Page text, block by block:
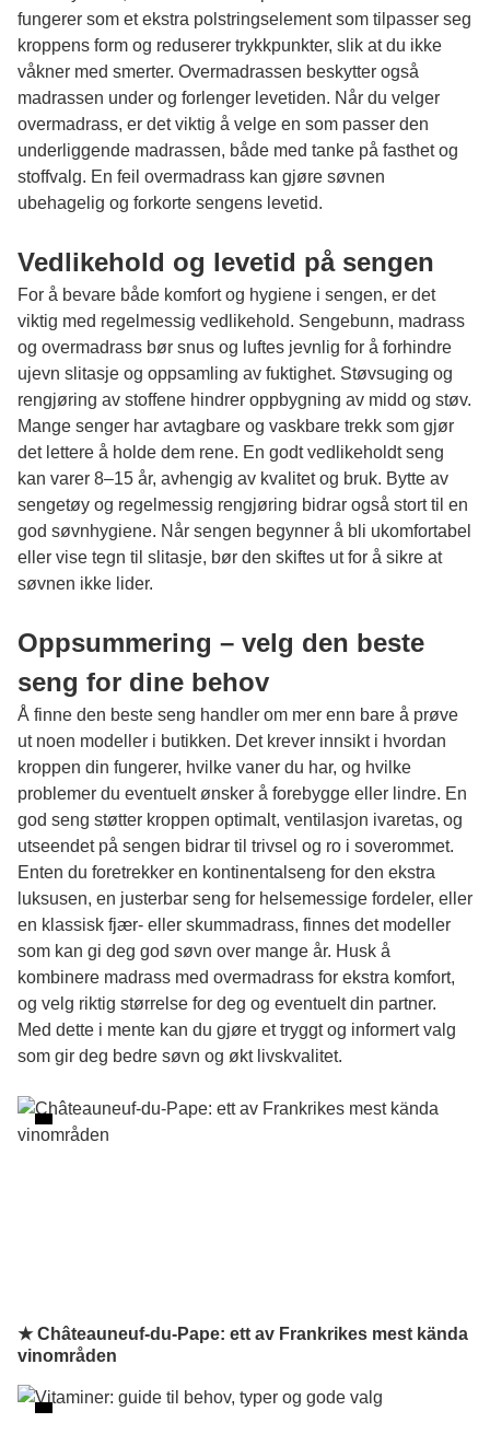
fungerer som et ekstra polstringselement som tilpasser seg
kroppens form og reduserer trykkpunkter, slik at du ikke
våkner med smerter. Overmadrassen beskytter også
madrassen under og forlenger levetiden. Når du velger
overmadrass, er det viktig å velge en som passer den
underliggende madrassen, både med tanke på fasthet og
stoffvalg. En feil overmadrass kan gjøre søvnen
ubehagelig og forkorte sengens levetid.
Vedlikehold og levetid på sengen
For å bevare både komfort og hygiene i sengen, er det
viktig med regelmessig vedlikehold. Sengebunn, madrass
og overmadrass bør snus og luftes jevnlig for å forhindre
ujevn slitasje og oppsamling av fuktighet. Støvsuging og
rengjøring av stoffene hindrer oppbygning av midd og støv.
Mange senger har avtagbare og vaskbare trekk som gjør
det lettere å holde dem rene. En godt vedlikeholdt seng
kan varer 8–15 år, avhengig av kvalitet og bruk. Bytte av
sengetøy og regelmessig rengjøring bidrar også stort til en
god søvnhygiene. Når sengen begynner å bli ukomfortabel
eller vise tegn til slitasje, bør den skiftes ut for å sikre at
søvnen ikke lider.
Oppsummering – velg den beste
seng for dine behov
Å finne den beste seng handler om mer enn bare å prøve
ut noen modeller i butikken. Det krever innsikt i hvordan
kroppen din fungerer, hvilke vaner du har, og hvilke
problemer du eventuelt ønsker å forebygge eller lindre. En
god seng støtter kroppen optimalt, ventilasjon ivaretas, og
utseendet på sengen bidrar til trivsel og ro i soverommet.
Enten du foretrekker en kontinentalseng for den ekstra
luksusen, en justerbar seng for helsemessige fordeler, eller
en klassisk fjær- eller skummadrass, finnes det modeller
som kan gi deg god søvn over mange år. Husk å
kombinere madrass med overmadrass for ekstra komfort,
og velg riktig størrelse for deg og eventuelt din partner.
Med dette i mente kan du gjøre et tryggt og informert valg
som gir deg bedre søvn og økt livskvalitet.
★ Châteauneuf-du-Pape: ett av Frankrikes mest kända
vinområden